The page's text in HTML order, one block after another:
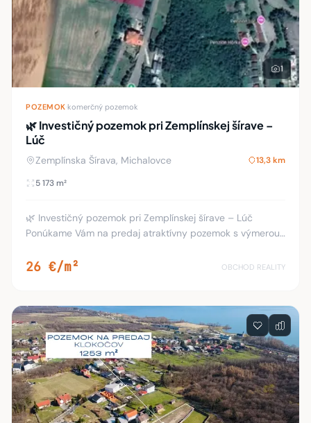
1
POZEMOK komerčný pozemok
🌿 Investičný pozemok pri Zemplínskej šírave –
Lúč
Zemplínska Šírava, Michalovce 13,3 km
5 173 m²
🌿 Investičný pozemok pri Zemplínskej šírave – Lúč
Ponúkame Vám na predaj atraktívny pozemok s výmerou
26 €/m² OBCHOD REALITY